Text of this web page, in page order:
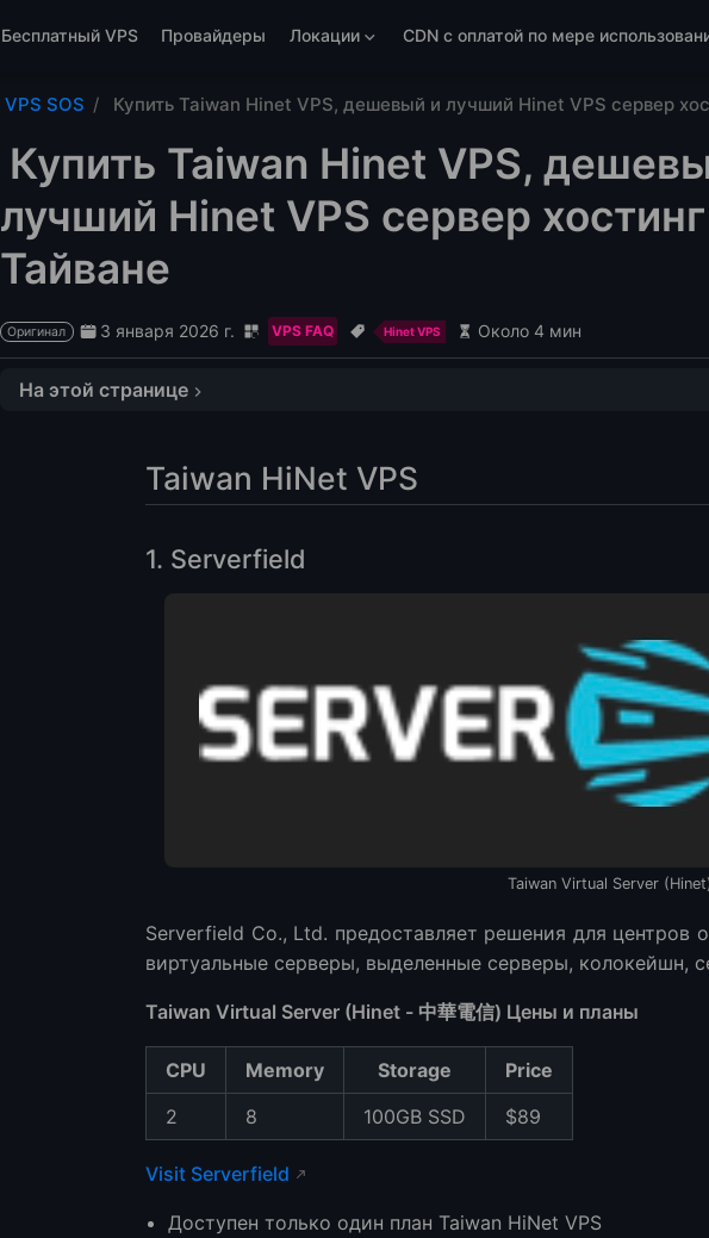
Бесплатный VPS Провайдеры Локации CDN с оплатой по мере
VPS SOS Купить Taiwan Hinet VPS, дешевый и лучший Hinet VPS сервер
Купить Taiwan Hinet VPS,
лучший Hinet VPS сервер
Тайване
Оригинал 3 января 2026 г. VPS FAQ Hinet VPS Около 4 мин
На этой странице
Когда лучше всего переходить на Taiwan Hinet nat VPS Hosting?
В чем разница между управляемым и неуправляемым VPS Hosting?
Taiwan HiNet VPS
1. Serverfield
Taiwan Virtual Server
Serverfield Co., Ltd. предоставляет решения для центров
виртуальные серверы, выделенные серверы, колокейшн,
Taiwan Virtual Server (Hinet - 中華電信) Цены и планы
CPU Memory Storage
Price
2
8 100GB SSD $89
Visit Serverfield
Доступен только один план Taiwan HiNet VPS